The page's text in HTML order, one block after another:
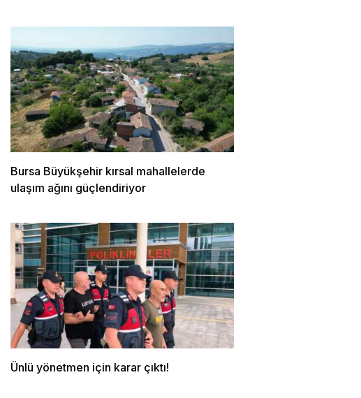
Bursa Büyükşehir kırsal mahallelerde
ulaşım ağını güçlendiriyor
Ünlü yönetmen için karar çıktı!